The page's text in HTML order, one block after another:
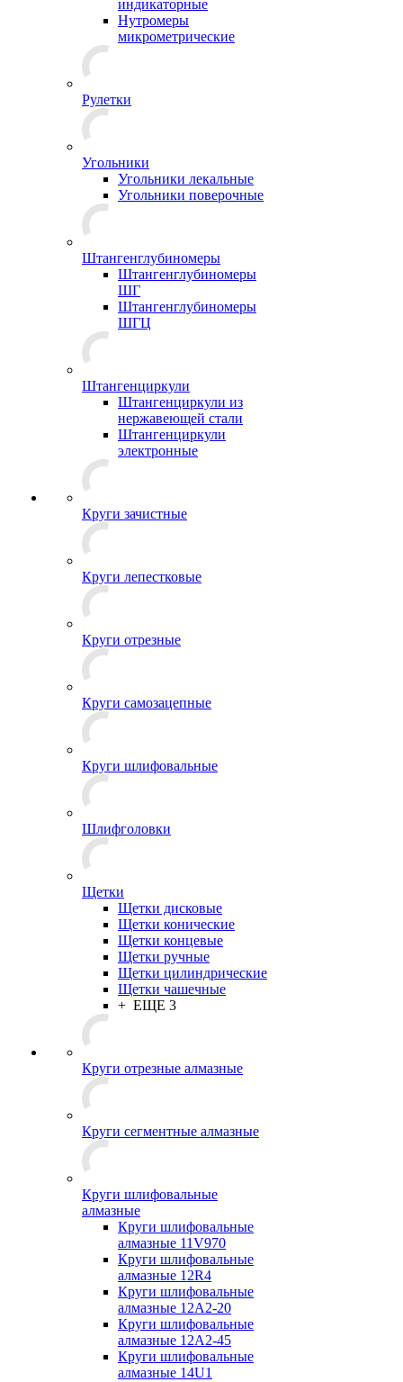
индикаторные
Нутромеры
микрометрические
Рулетки
Угольники
Угольники лекальные
Угольники поверочные
Штангенглубиномеры
Штангенглубиномеры
ШГ
Штангенглубиномеры
ШГЦ
Штангенциркули
Штангенциркули из
нержавеющей стали
Штангенциркули
электронные
Круги зачистные
Круги лепестковые
Круги отрезные
Круги самозацепные
Круги шлифовальные
Шлифголовки
Щетки
Щетки дисковые
Щетки конические
Щетки концевые
Щетки ручные
Щетки цилиндрические
Щетки чашечные
+ ЕЩЕ 3
Круги отрезные алмазные
Круги сегментные алмазные
Круги шлифовальные
алмазные
Круги шлифовальные
алмазные 11V970
Круги шлифовальные
алмазные 12R4
Круги шлифовальные
алмазные 12А2-20
Круги шлифовальные
алмазные 12А2-45
Круги шлифовальные
алмазные 14U1